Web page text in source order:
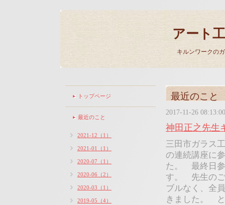
アート
キルンワークの
最近のこと
2017-11-26 08:13:00
神田正之先生
三田市ガラス
の連続講座に
た。 最終日参
す。 先生のご
ブルなく、全
きました。 と
トップページ
最近のこと
2021-12（1）
2021-01（1）
2020-07（1）
2020-06（2）
2020-03（1）
2019-05（4）